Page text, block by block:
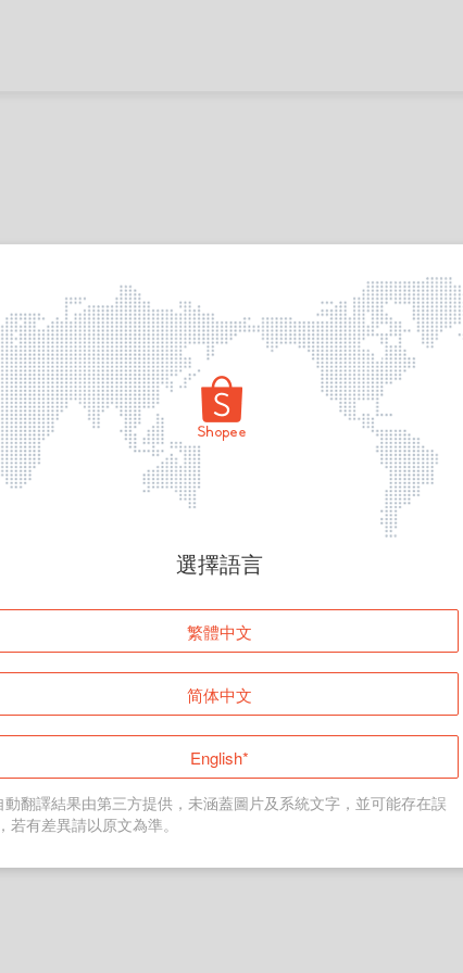
頁面無法顯示
登入
返回首頁
選擇語言
繁體中文
简体中文
English*
動翻譯結果由第三方提供，未涵蓋圖片及系統文字，並可能存在誤
若有差異請以原文為準。